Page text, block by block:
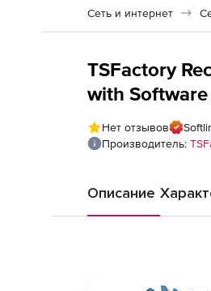
Сеть и интернет
TSFactory
with
Нет отзывов
Производитель:
Описание